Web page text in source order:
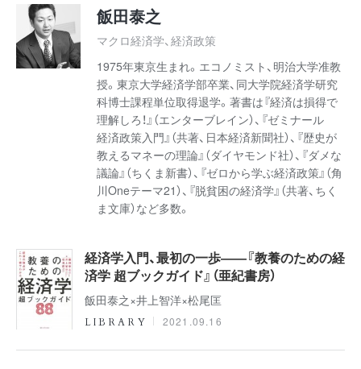
飯田泰之
マクロ経済学、経済政策
1975年東京生まれ。エコノミスト、明治大学准教
授。東京大学経済学部卒業、同大学院経済学研究
科博士課程単位取得退学。著書は『経済は損得で
理解しろ！』（エンターブレイン）、『ゼミナール
経済政策入門』（共著、日本経済新聞社）、『歴史が
教えるマネーの理論』（ダイヤモンド社）、『ダメな
議論』（ちくま新書）、『ゼロから学ぶ経済政策』（角
川Oneテーマ21）、『脱貧困の経済学』（共著、ちく
ま文庫）など多数。
経済学入門、最初の一歩――『教養のための経
済学 超ブックガイド』（亜紀書房）
飯田泰之×井上智洋×松尾匡
LIBRARY 2021.09.16